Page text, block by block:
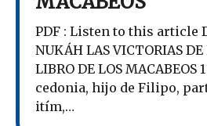
PDF : Listen to this article
NUKÁH LAS VICTORIAS
LIBRO DE LOS
cedonia, hijo de Filipo,
itím,…